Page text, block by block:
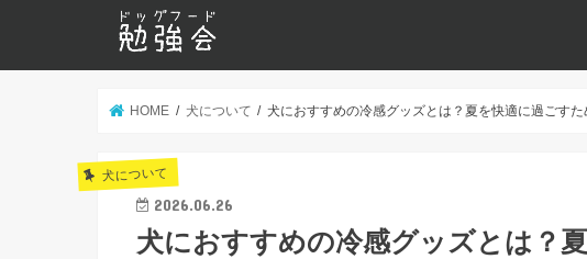
HOME 犬について 犬におすすめの冷感グッズとは？夏を快適に過ごす
犬について
2026.06.26
犬におすすめの冷感グッズとは？